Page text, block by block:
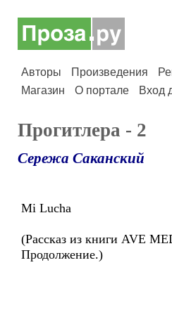
Авторы Произведения
Магазин
О портале Вход
Прогитлера - 2
Сережа Саканский
Mi Lucha
(Рассказ из книги AVE
Продолжение.)